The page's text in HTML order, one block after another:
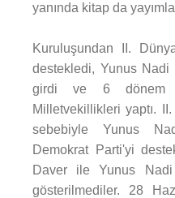
yanında kitap da
Kuruluşundan II.
destekledi, Yunus
girdi ve 6 dönem
Milletvekillikleri yaptı.
sebebiyle Yunus
Demokrat Parti'yi
Daver ile Yunus
gösterilmediler. 28